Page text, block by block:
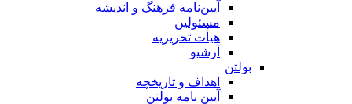
آیین‌نامه فرهنگ و اندیشه
مسئولین
هیأت تحریریه
آرشیو
بولتن
اهداف و تاریخچه
آیین نامه بولتن